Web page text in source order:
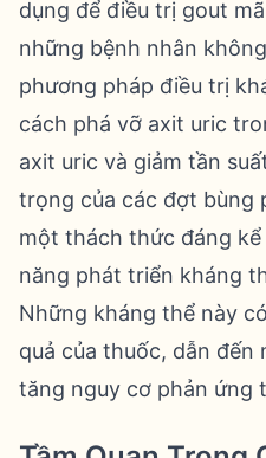
dụng để điều trị gout
những bệnh nhân
phương pháp điều trị
cách phá vỡ axit uric
axit uric và giảm tần
trọng của các đợt bùng
một thách thức đáng
năng phát triển kháng
Những kháng thể này
quả của thuốc, dẫn đến
tăng nguy cơ phản ứng